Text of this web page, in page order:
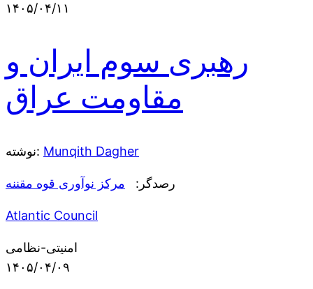
۱۴۰۵/۰۴/۱۱
رهبری سوم ایران و
مقاومت عراق
نوشته: Munqith Dagher
رصدگر: مرکز نوآوری قوه مقننه
Atlantic Council
امنیتی-نظامی
۱۴۰۵/۰۴/۰۹